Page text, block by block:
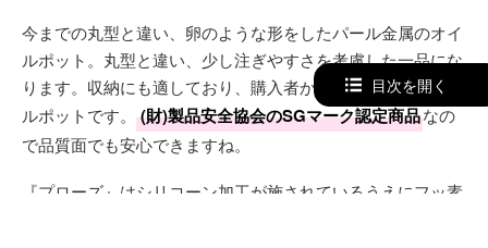
今までの丸型と違い、卵のような形をしたパール金属のオイ
ルポット。丸型と違い、少し注ぎやすさを考慮した一品にな
ります。収納にも適しており、購入者からは人気の高いオイ
ルポットです。
(財)製品安全協会のSGマーク認定商品なの
で品質面でも安心できますね。
『プローズ』はシリコーン加工が施されているうえにフッ素
目次を開く